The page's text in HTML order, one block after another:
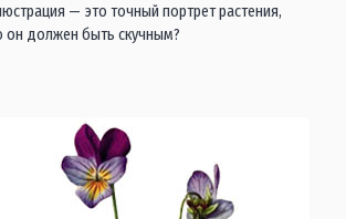
— это точный портрет растения,
он должен быть скучным?